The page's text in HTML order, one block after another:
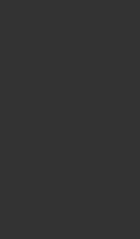
MOSAIC WRAP ラップ